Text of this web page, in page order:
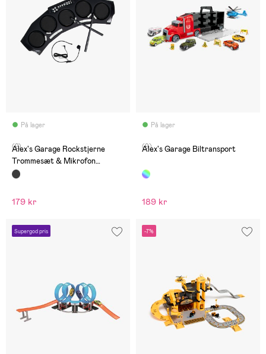
På lager
(2)
Alex's Garage Rockstjerne
Trommesæt & Mikrofon
Elektrisk
179 kr
På lager
(9)
Alex's Garage Biltransport
189 kr
Supergod pris -7%